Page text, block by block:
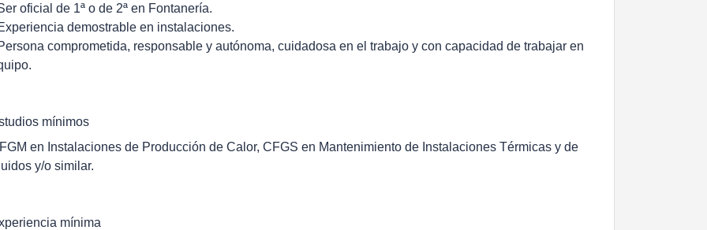
oficial de 1ª o de 2ª en Fontanería.
demostrable en instalaciones.
comprometida, responsable y autónoma, cuidadosa en el trabajo y con capacidad de trabajar en
mínimos
en Instalaciones de Producción de Calor, CFGS en Mantenimiento de Instalaciones Térmicas y de
y/o similar.
mínima